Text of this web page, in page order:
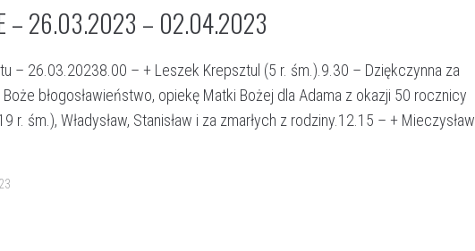
– 26.03.2023 – 02.04.2023
– 26.03.20238.00 – + Leszek Krepsztul (5 r. śm.).9.30 – Dziękczynna za
błogosławieństwo, opiekę Matki Bożej dla Adama z okazji 50 rocznicy
r. śm.), Władysław, Stanisław i za zmarłych z rodziny.12.15 – + Mieczysław